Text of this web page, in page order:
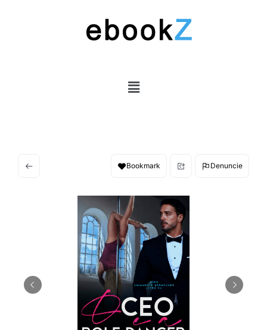
Bookmark Denuncie